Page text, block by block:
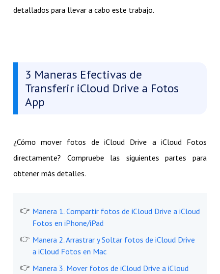
detallados para llevar a cabo este trabajo.
3 Maneras Efectivas de
Transferir iCloud Drive a Fotos
App
¿Cómo mover fotos de iCloud Drive a iCloud Fotos
directamente? Compruebe las siguientes partes para
obtener más detalles.
Manera 1. Compartir fotos de iCloud Drive a iCloud
Fotos en iPhone/iPad
Manera 2. Arrastrar y Soltar fotos de iCloud Drive
a iCloud Fotos en Mac
Manera 3. Mover fotos de iCloud Drive a iCloud